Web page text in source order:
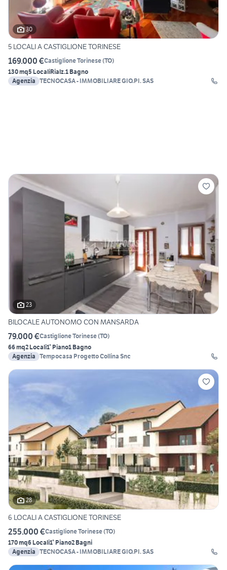
30
5 LOCALI A CASTIGLIONE TORINESE
169.000 €Castiglione Torinese(TO)
130 mq5 LocaliRialz.1 Bagno
Agenzia TECNOCASA - IMMOBILIARE GIO.PI. SAS
23
BILOCALE AUTONOMO CON MANSARDA
79.000 €Castiglione Torinese(TO)
66 mq2 Locali1° Piano1 Bagno
Agenzia Tempocasa Progetto Collina Snc
28
6 LOCALI A CASTIGLIONE TORINESE
255.000 €Castiglione Torinese(TO)
170 mq6 Locali1° Piano2 Bagni
Agenzia TECNOCASA - IMMOBILIARE GIO.PI. SAS